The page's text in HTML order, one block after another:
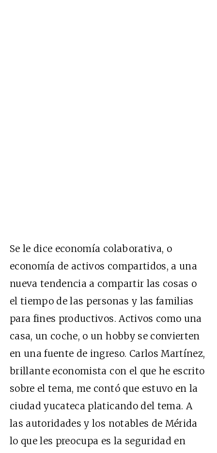
Se le dice economía colaborativa, o
economía de activos compartidos, a una
nueva tendencia a compartir las cosas o
el tiempo de las personas y las familias
para fines productivos. Activos como una
casa, un coche, o un hobby se convierten
en una fuente de ingreso. Carlos Martínez,
brillante economista con el que he escrito
sobre el tema, me contó que estuvo en la
ciudad yucateca platicando del tema. A
las autoridades y los notables de Mérida
lo que les preocupa es la seguridad en